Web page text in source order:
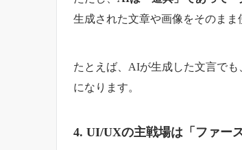
生成された文章や画像をそのま
たとえば、AIが生成した文言で
になります。
4. UI/UXの主戦場は「ファー